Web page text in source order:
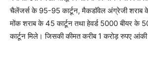
चैलेंजर्स के 95-95 कार्टून, मैकडॉवेल अंग्रेजी शराब
मोंक शराब के 45 कार्टून तथा हेवर्ड 5000 बीयर के
कार्टून मिले। जिसकी कीमत करीब 1 करोड़ रुपए